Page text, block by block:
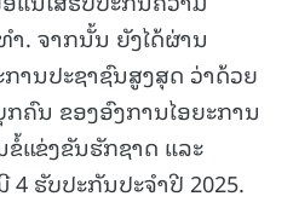
າ. ຈາກນັ້ນ ຍັງໄດ້ຜ່ານ
ານປະຊາຊົນສູງສຸດ ວ່າດ້ວຍ
ຄົນ ຂອງອົງການໄອຍະການ
ຂໍ້ແຂ່ງຂັນຮັກຊາດ ແລະ
ຮັບປະກັນປະຈໍາປີ 2025.